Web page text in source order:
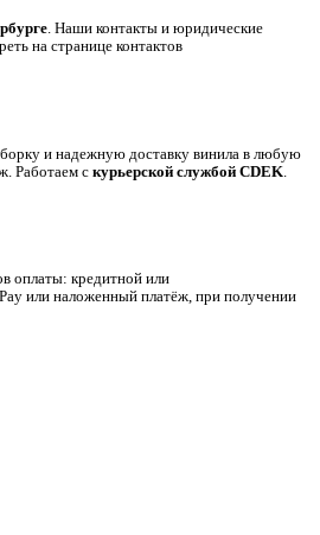
. Наши контакты и юридические
на странице контактов
и надежную доставку винила в любую
Работаем с курьерской службой CDEK
оплаты: кредитной или
или наложенный платёж, при получении